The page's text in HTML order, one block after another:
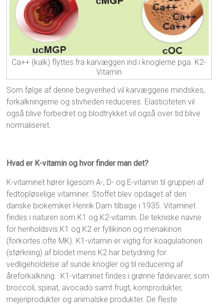
Ca++ (kalk) flyttes fra karvæggen ind i knoglerne pga. K2-
Vitamin
Som følge af denne begivenhed vil karvæggene mindskes,
forkalkningerne og stivheden reduceres. Elasticiteten vil
også blive forbedret og blodtrykket vil også over tid blive
normaliseret.
Hvad er K-vitamin og hvor finder man det?
K-vitaminet hører ligesom A-, D- og E-vitamin til gruppen af
fedtopløselige vitaminer. Stoffet blev opdaget af den
danske biokemiker Henrik Dam tilbage i 1935. Vitaminet
findes i naturen som K1 og K2-vitamin. De tekniske navne
for henholdsvis K1 og K2 er fyllikinon og menakinon
(forkortes ofte MK). K1-vitamin er vigtig for koagulationen
(størkning) af blodet mens K2 har betydning for
vedligeholdelse af sunde knogler og til reducering af
åreforkalkning. K1-vitaminet findes i grønne fødevarer, som
broccoli, spinat, avocado samt frugt, kornprodukter,
mejeriprodukter og animalske produkter. De fleste